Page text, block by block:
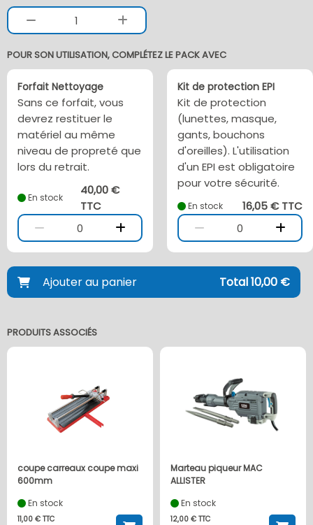
1
POUR SON UTILISATION, COMPLÉTEZ LE PACK AVEC
Forfait Nettoyage
Sans ce forfait, vous
devrez restituer le
matériel au même
niveau de propreté que
lors du retrait.
En stock
40,00 €
TTC
0
Kit de protection EPI
Kit de protection
(lunettes, masque,
gants, bouchons
d'oreilles). L'utilisation
d'un EPI est obligatoire
pour votre sécurité.
En stock
16,05 € TTC
0
Ajouter au panier Total 10,00 €
PRODUITS ASSOCIÉS
coupe carreaux coupe maxi
600mm
En stock
11,00 € TTC
Marteau piqueur MAC
ALLISTER
En stock
12,00 € TTC